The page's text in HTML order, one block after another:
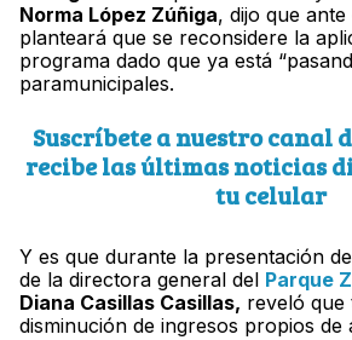
Norma López Zúñiga, dijo que
planteará que se reconsidere la
programa dado que ya está
paramunicipales.
Suscríbete a nuestro canal
recibe las últimas noticias
tu celular
Y es que durante la presentación
de la directora general del Parque
Diana Casillas Casillas, reveló que
disminución de ingresos propios de